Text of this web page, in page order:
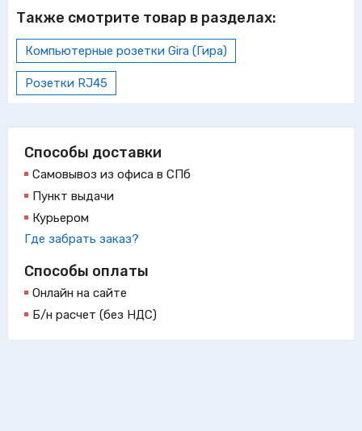
Также смотрите товар в разделах:
Компьютерные розетки Gira (Гира)
Розетки RJ45
Способы доставки
Самовывоз из офиса в СПб
Пункт выдачи
Курьером
Где забрать заказ?
Способы оплаты
Онлайн на сайте
Б/н расчет (без НДС)